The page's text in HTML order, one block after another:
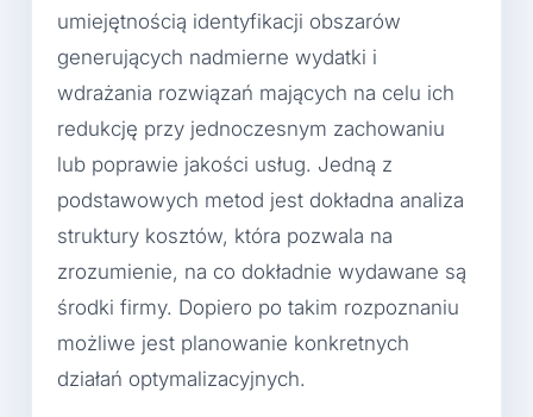
umiejętnością identyfikacji obszarów
generujących nadmierne wydatki i
wdrażania rozwiązań mających na celu ich
redukcję przy jednoczesnym zachowaniu
lub poprawie jakości usług. Jedną z
podstawowych metod jest dokładna analiza
struktury kosztów, która pozwala na
zrozumienie, na co dokładnie wydawane są
środki firmy. Dopiero po takim rozpoznaniu
możliwe jest planowanie konkretnych
działań optymalizacyjnych.